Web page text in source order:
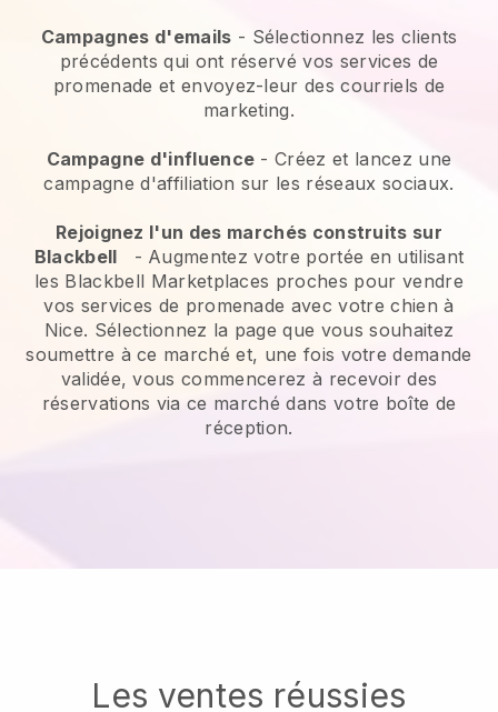
Campagnes d'emails - Sélectionnez les clients
précédents qui ont réservé vos services de
promenade et envoyez-leur des courriels de
marketing.
Campagne d'influence - Créez et lancez une
campagne d'affiliation sur les réseaux sociaux.
Rejoignez l'un des marchés construits sur
Blackbell
- Augmentez votre portée en utilisant
les Blackbell Marketplaces proches pour vendre
vos services de promenade avec votre chien à
Nice. Sélectionnez la page que vous souhaitez
soumettre à ce marché et, une fois votre demande
validée, vous commencerez à recevoir des
réservations via ce marché dans votre boîte de
réception.
Les ventes réussies